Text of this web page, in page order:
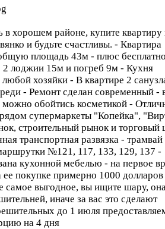
в хорошем районе, купите квартиру
и будьте счастливы. - Квартира
площадь 43м - плюс
2 лоджии 15м и погреб 9м - Кухня
хозяйки - В квартире 2
- Ремонт сделан современный -
можно обойтись косметикой -
супермаркеты "Копейка",
строительный рынок и торговый
транспортная развязка -
№121, 117, 133, 129, 137 -
кухонной мебелью - на первое
покупке примерно 1000
самое выгодное, вы ищите шару,
иначе за вас это сделают
до 1 июля
на 4 дня